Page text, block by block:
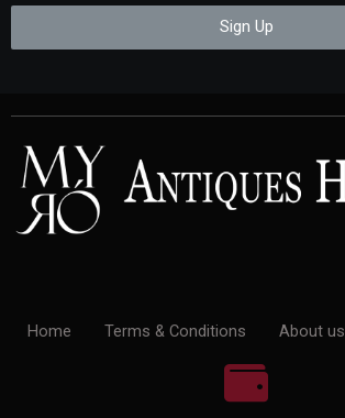
Sign Up
Home Terms & Conditions About us